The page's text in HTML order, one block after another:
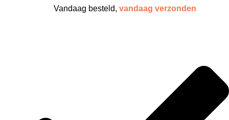
Vandaag besteld, vandaag verzonden